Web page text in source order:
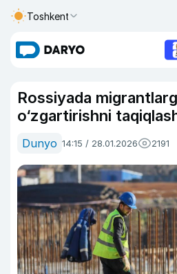
Toshkent
Rossiyada
o‘zgartirishni
Dunyo 14:15 / 28.01.2026 2191